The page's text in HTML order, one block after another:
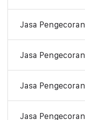
Jasa
Jasa
Jasa
Jasa